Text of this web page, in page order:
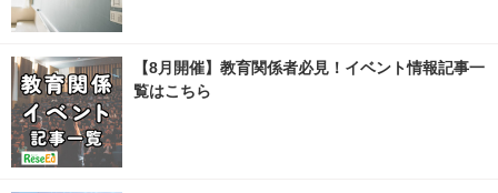
【8月開催】教育関係者必見！イベント情報記事一
覧はこちら